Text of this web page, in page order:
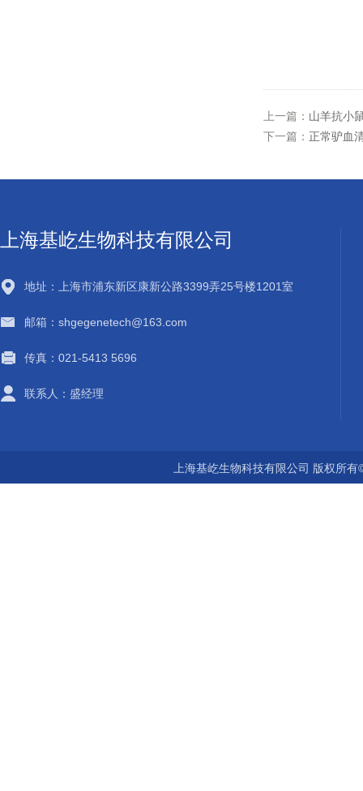
上一篇： 山羊抗小
下一篇： 正常驴血
上海基屹生物科技有限公司
地址：上海市浦东新区康新公路3399弄25号楼1201室
邮箱：shgegenetech@163.com
传真：021-5413 5696
联系人：盛经理
上海基屹生物科技有限公司 版权所